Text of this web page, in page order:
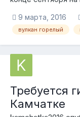
9 марта, 2016
вулкан горелый
Требуется
Камчатке